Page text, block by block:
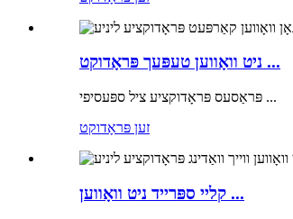
ניט וואָווען טעפּעך פּראָדוקט ...
פּראַסעס פּראָדוקציע ציל ספּעסיפי ...
זען פּראָדוקט
קליי ספּרייד ניט וואָווען ...